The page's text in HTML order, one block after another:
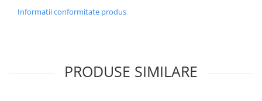
Informatii conformitate produs
PRODUSE SIMILARE